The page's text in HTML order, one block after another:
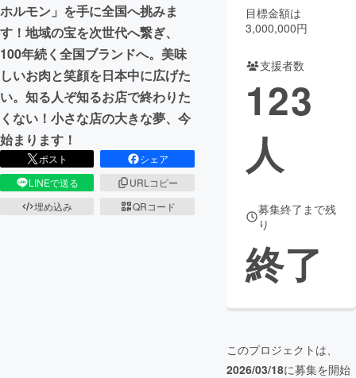
CAMPFIREふるさと納税
コミュニティ
ホルモン」を手に全国へ挑みま
す！地域の宝を次世代へ繋ぎ、
100年続く全国ブランドへ。美味
しいお肉と笑顔を日本中に広げた
い。知る人ぞ知るお店で終わりた
くない！小さな店の大きな夢、今
始まります！
ポスト
シェア
LINEで送る
URLコピー
埋め込み
QRコード
目標金額は
3,000,000円
支援者数
123
人
募集終了まで残
り
終了
このプロジェクトは、
2026/03/18に募集を開始